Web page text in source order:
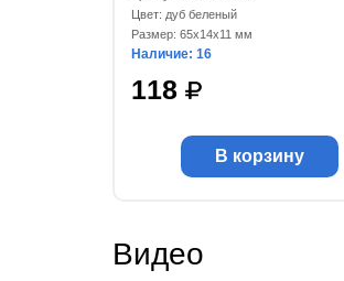
Цвет: дуб беленый
Размер: 65x14x11 мм
Наличие: 16
118
В корзину
Видео